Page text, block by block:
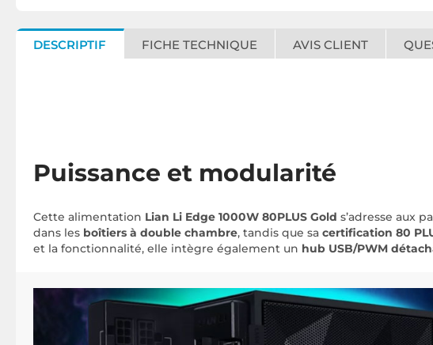
DESCRIPTIF FICHE TECHNIQUE AVIS CLIENT
Puissance et modularité
Cette alimentation Lian Li Edge 1000W 80PLUS Gold s’adresse aux
dans les boîtiers à double chambre, tandis que sa certification 80
et la fonctionnalité, elle intègre également un hub USB/PWM